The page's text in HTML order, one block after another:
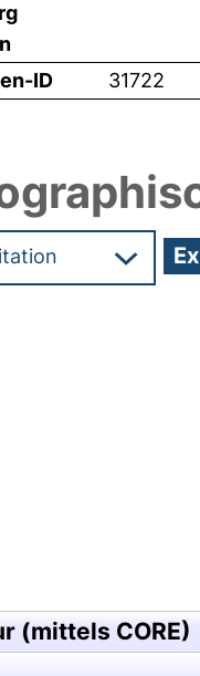
ID 31722
(mittels CORE)